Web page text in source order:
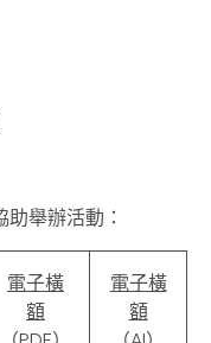
舉辦活動：
電子橫
額
電子橫
額